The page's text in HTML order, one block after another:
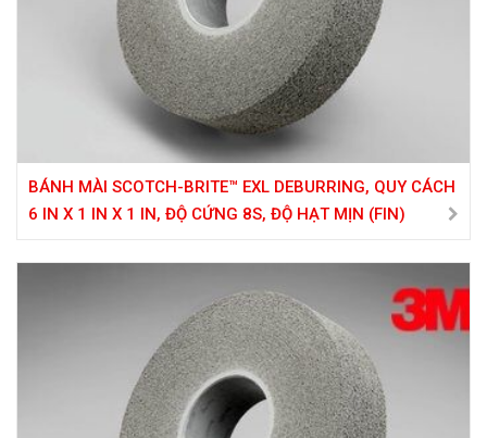
BÁNH MÀI SCOTCH-BRITE™ EXL DEBURRING, QUY CÁCH
6 IN X 1 IN X 1 IN, ĐỘ CỨNG 8S, ĐỘ HẠT MỊN (FIN)